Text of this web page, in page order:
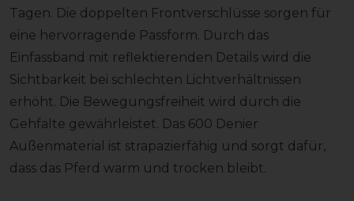
Tagen. Die doppelten Frontverschlüsse sorgen für
eine hervorragende Passform. Durch das
Einfassband mit reflektierenden Details wird die
Sichtbarkeit bei schlechten Lichtverhältnissen
erhöht. Die Bewegungsfreiheit wird durch die
Gehfalte gewährleistet. Das 600 Denier
Außenmaterial ist strapazierfähig und sorgt dafür,
dass das Pferd warm und trocken bleibt.